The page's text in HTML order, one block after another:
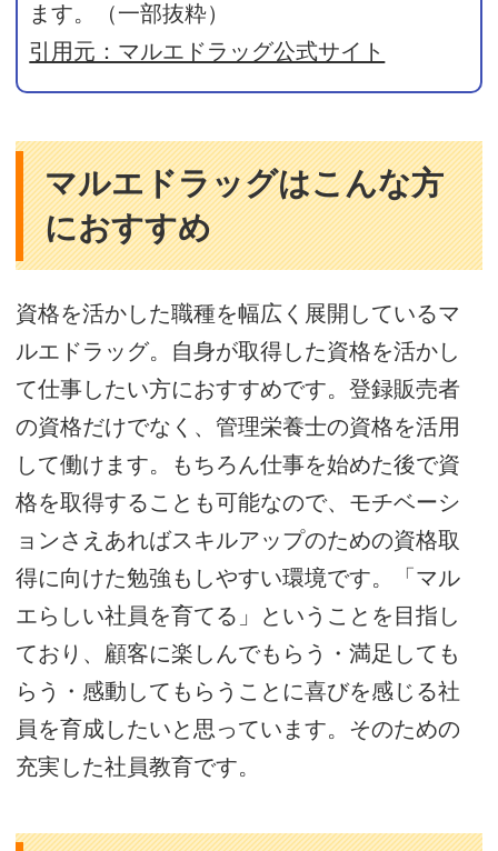
ます。（一部抜粋）
引用元：マルエドラッグ公式サイト
マルエドラッグはこんな方
におすすめ
資格を活かした職種を幅広く展開しているマ
ルエドラッグ。自身が取得した資格を活かし
て仕事したい方におすすめです。登録販売者
の資格だけでなく、管理栄養士の資格を活用
して働けます。もちろん仕事を始めた後で資
格を取得することも可能なので、モチベーシ
ョンさえあればスキルアップのための資格取
得に向けた勉強もしやすい環境です。「マル
エらしい社員を育てる」ということを目指し
ており、顧客に楽しんでもらう・満足しても
らう・感動してもらうことに喜びを感じる社
員を育成したいと思っています。そのための
充実した社員教育です。